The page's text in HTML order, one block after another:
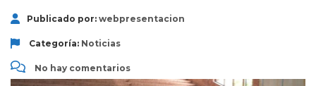
Publicado por: webpresentacion
Categoría: Noticias
No hay comentarios